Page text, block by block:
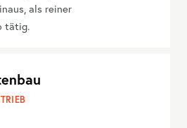
als reiner
tätig.